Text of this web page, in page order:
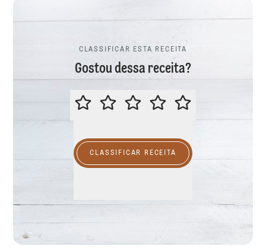
CLASSIFICAR ESTA RECEITA
Gostou dessa receita?
CLASSIFICAR ESTA RECEITA
CLASSIFICAR RECEITA